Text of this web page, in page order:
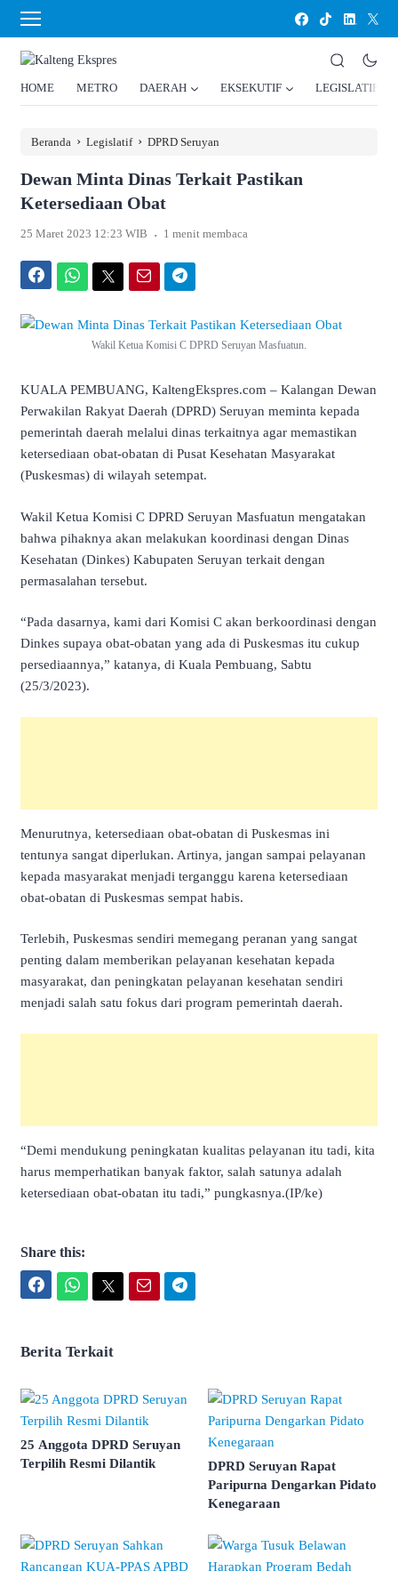
HOME METRO DAERAH EKSEKUTIF LEGISLATIF
Beranda › Legislatif › DPRD Seruyan
Dewan Minta Dinas Terkait Pastikan
Ketersediaan Obat
25 Maret 2023 12:23 WIB . 1 menit membaca
Wakil Ketua Komisi C DPRD Seruyan Masfuatun.
KUALA PEMBUANG, KaltengEkspres.com – Kalangan Dewan
Perwakilan Rakyat Daerah (DPRD) Seruyan meminta kepada
pemerintah daerah melalui dinas terkaitnya agar memastikan
ketersediaan obat-obatan di Pusat Kesehatan Masyarakat
(Puskesmas) di wilayah setempat.
Wakil Ketua Komisi C DPRD Seruyan Masfuatun mengatakan
bahwa pihaknya akan melakukan koordinasi dengan Dinas
Kesehatan (Dinkes) Kabupaten Seruyan terkait dengan
permasalahan tersebut.
“Pada dasarnya, kami dari Komisi C akan berkoordinasi dengan
Dinkes supaya obat-obatan yang ada di Puskesmas itu cukup
persediaannya,” katanya, di Kuala Pembuang, Sabtu
(25/3/2023).
Menurutnya, ketersediaan obat-obatan di Puskesmas ini
tentunya sangat diperlukan. Artinya, jangan sampai pelayanan
kepada masyarakat menjadi terganggu karena ketersediaan
obat-obatan di Puskesmas sempat habis.
Terlebih, Puskesmas sendiri memegang peranan yang sangat
penting dalam memberikan pelayanan kesehatan kepada
masyarakat, dan peningkatan pelayanan kesehatan sendiri
menjadi salah satu fokus dari program pemerintah daerah.
“Demi mendukung peningkatan kualitas pelayanan itu tadi, kita
harus memperhatikan banyak faktor, salah satunya adalah
ketersediaan obat-obatan itu tadi,” pungkasnya.(IP/ke)
Share this:
Berita Terkait
25 Anggota DPRD Seruyan
Terpilih Resmi Dilantik
DPRD Seruyan Rapat
Paripurna Dengarkan Pidato
Kenegaraan